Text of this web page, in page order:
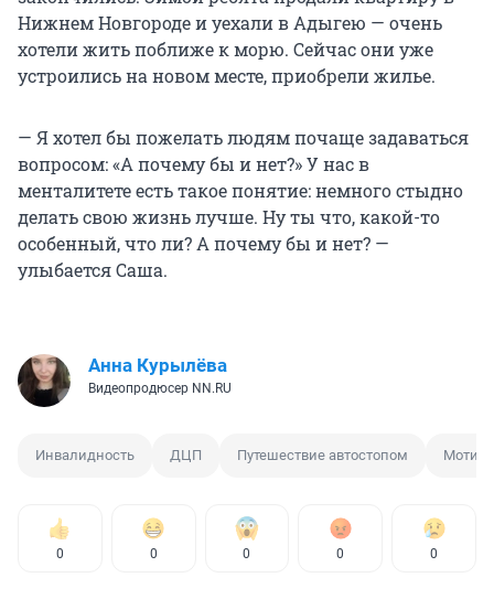
Нижнем Новгороде и уехали в Адыгею — очень
хотели жить поближе к морю. Сейчас они уже
устроились на новом месте, приобрели жилье.
— Я хотел бы пожелать людям почаще задаваться
вопросом: «А почему бы и нет?» У нас в
менталитете есть такое понятие: немного стыдно
делать свою жизнь лучше. Ну ты что, какой-то
особенный, что ли? А почему бы и нет? —
улыбается Саша.
Анна Курылёва
Видеопродюсер NN.RU
Инвалидность ДЦП Путешествие автостопом
0 0 0 0 0